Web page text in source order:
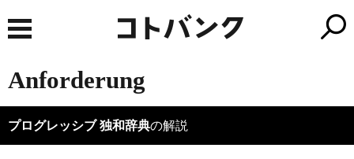
Anforderung
プログレッシブ 独和辞典の解説